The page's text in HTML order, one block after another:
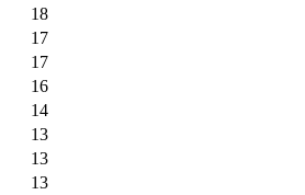
18
17
17
16
14
13
13
13